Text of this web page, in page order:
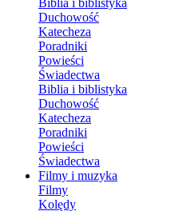
Biblia i biblistyka
Duchowość
Katecheza
Poradniki
Powieści
Świadectwa
Biblia i biblistyka
Duchowość
Katecheza
Poradniki
Powieści
Świadectwa
Filmy i muzyka
Filmy
Kolędy